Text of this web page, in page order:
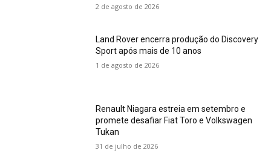
2 de agosto de 2026
Land Rover encerra produção do Discovery
Sport após mais de 10 anos
1 de agosto de 2026
Renault Niagara estreia em setembro e
promete desafiar Fiat Toro e Volkswagen
Tukan
31 de julho de 2026